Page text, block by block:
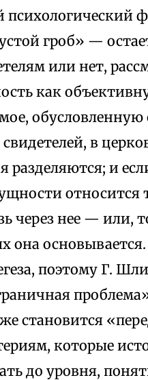
гроб» —
или нет,
как
обусловленную
в
разделяются; и
относится
через нее — или,
основывается.
поэтому Г.
становится
которые
до уровня,